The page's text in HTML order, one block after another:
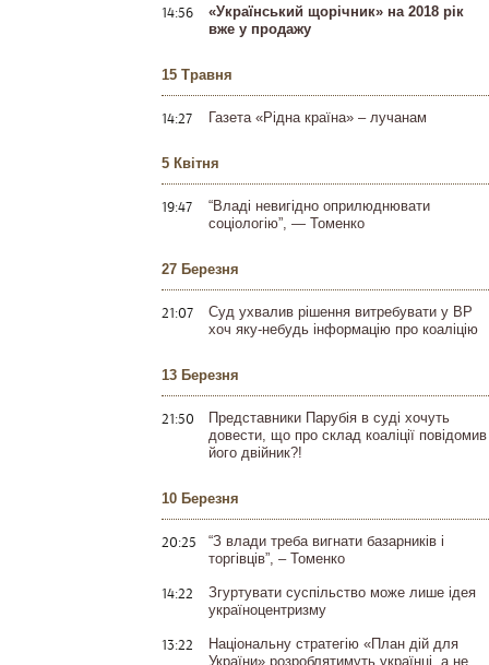
14:56
«Український щорічник» на 2018 рік
вже у продажу
15 Травня
14:27 Газета «Рідна країна» – лучанам
5 Квітня
19:47
“Владі невигідно оприлюднювати
соціологію”, — Томенко
27 Березня
21:07
Суд ухвалив рішення витребувати у ВР
хоч яку-небудь інформацію про коаліцію
13 Березня
21:50
Представники Парубія в суді хочуть
довести, що про склад коаліції повідомив
його двійник?!
10 Березня
20:25
“З влади треба вигнати базарників і
торгівців”, – Томенко
14:22
Згуртувати суспільство може лише ідея
україноцентризму
13:22
Національну стратегію «План дій для
України» розроблятимуть українці, а не